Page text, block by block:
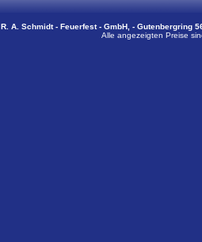
R. A. Schmidt - Feuerfest - GmbH, - Gutenbergring
Alle angezeigten Preise